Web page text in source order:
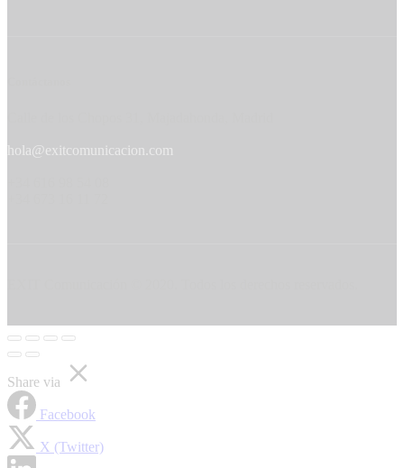
hola@exitcomunicacion.com
Share via
Facebook
X (Twitter)